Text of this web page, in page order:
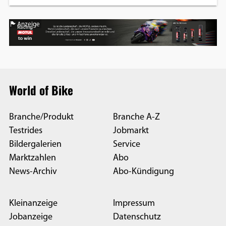
Anzeige
World of Bike
Branche/Produkt
Testrides
Bildergalerien
Marktzahlen
News-Archiv
Branche A-Z
Jobmarkt
Service
Abo
Abo-Kündigung
Kleinanzeige
Jobanzeige
Impressum
Datenschutz